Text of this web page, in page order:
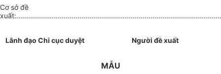
Cơ sở đề
Lãnh đạo Chi cục duyệt Người đề xuất
MẪU